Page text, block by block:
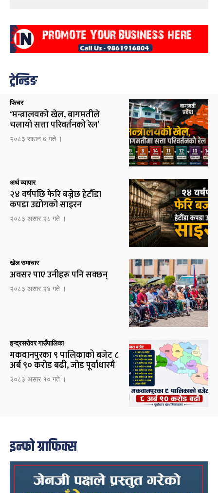
ट्रेन्डिङ
फिचर
‘मन्त्रालयको खेल, बागमतीले
चलायो सत्ता परिवर्तनको रेल’
२०८३ साउन ७ गते ।
अर्थ व्यापार
२४ वर्षपछि फेरि बज्नेछ हेटौँडा
कपडा उद्योगको साइरन
२०८३ असार २८ गते ।
खेल समाचार
अवसर पाए उनीहरू पनि सक्छन्
२०८३ असार २४ गते ।
इन्द्रसरोवर गाउँपालिका
मकवानपुरका ९ पालिकाको बजेट ८
अर्ब ९० करोड बढी, जोड पूर्वाधारमै
२०८३ असार १० गते ।
इन्फो ग्राफिक्स